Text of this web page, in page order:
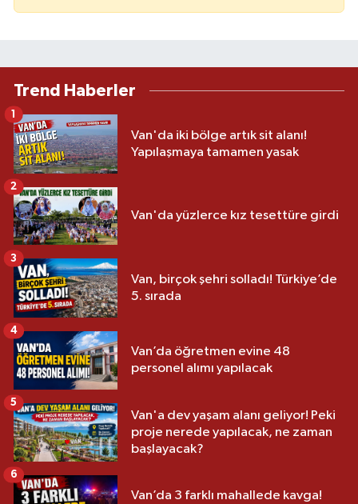
Trend Haberler
Van'da iki bölge artık sit alanı!
Yapılaşmaya tamamen yasak
1
Van'da yüzlerce kız tesettüre girdi
2
Van, birçok şehri solladı! Türkiye’de
5. sırada
3
Van’da öğretmen evine 48
personel alımı yapılacak
4
Van'a dev yaşam alanı geliyor! Peki
proje nerede yapılacak, ne zaman
başlayacak?
5
Van’da 3 farklı mahallede kavga!
6